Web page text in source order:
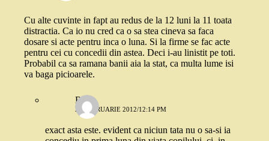
Cu alte cuvinte in fapt au redus de la 12 luni la 11 toata
distractia. Ca io nu cred ca o sa stea cineva sa faca
dosare si acte pentru inca o luna. Si la firme se fac acte
pentru cei cu concedii din astea. Deci i-au linistit pe toti.
Probabil ca sa ramana banii aia la stat, ca multa lume isi
va baga picioarele.
Robo
20 FEBRUARIE 2012/12:14 PM
exact asta este. evident ca niciun tata nu o sa-si ia